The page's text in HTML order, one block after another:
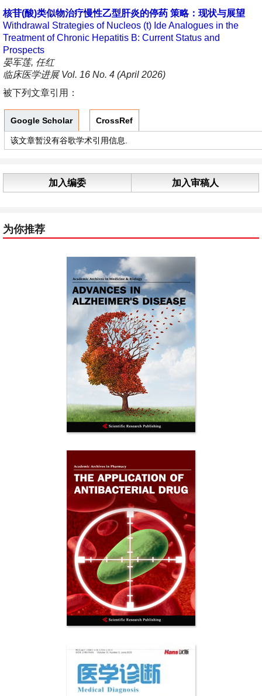
核苷(酸)类似物治疗慢性乙型肝炎的停药 策略：现状与展望
Withdrawal Strategies of Nucleos (t) Ide Analogues in the
Treatment of Chronic Hepatitis B: Current Status and
Prospects
晏军莲, 任红
临床医学进展 Vol. 16 No. 4 (April 2026)
被下列文章引用：
Google Scholar CrossRef
该文章暂没有谷歌学术引用信息.
加入编委 加入审稿人
为你推荐